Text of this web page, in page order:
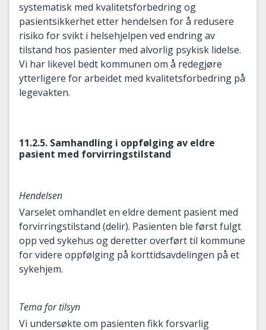
systematisk med kvalitetsforbedring og
pasientsikkerhet etter hendelsen for å redusere
risiko for svikt i helsehjelpen ved endring av
tilstand hos pasienter med alvorlig psykisk lidelse.
Vi har likevel bedt kommunen om å redegjøre
ytterligere for arbeidet med kvalitetsforbedring på
legevakten.
11.2.5. Samhandling i oppfølging av eldre
pasient med forvirringstilstand
Hendelsen
Varselet omhandlet en eldre dement pasient med
forvirringstilstand (delir). Pasienten ble først fulgt
opp ved sykehus og deretter overført til kommune
for videre oppfølging på korttidsavdelingen på et
sykehjem.
Tema for tilsyn
Vi undersøkte om pasienten fikk forsvarlig